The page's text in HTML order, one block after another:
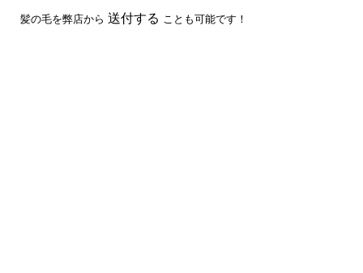
髪の毛を弊店から 送付する ことも可能です！